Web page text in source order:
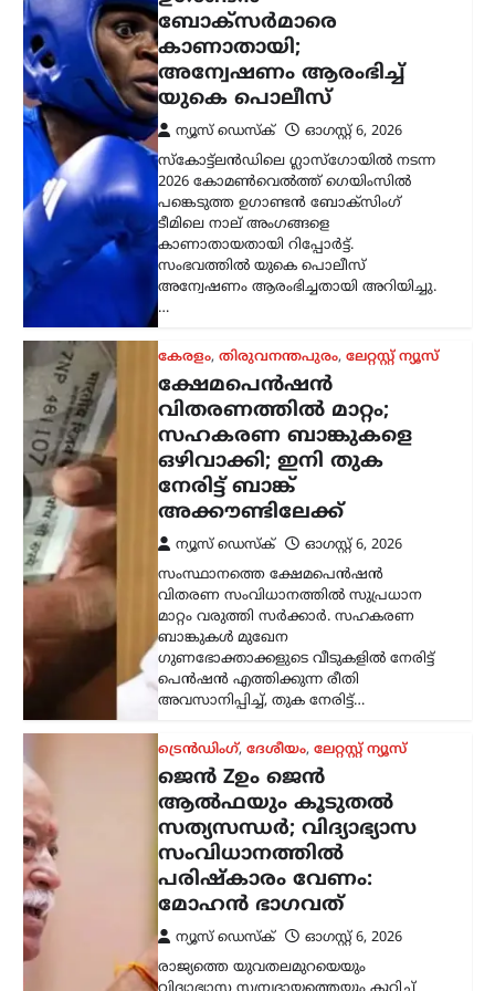
ബോക്സർമാരെ
കാണാതായി;
അന്വേഷണം ആരംഭിച്ച്
യുകെ പൊലീസ്
ന്യൂസ് ഡെസ്ക്
ഓഗസ്റ്റ്‌ 6, 2026
സ്കോട്ട്‌ലൻഡിലെ ഗ്ലാസ്‌ഗോയിൽ നടന്ന
2026 കോമൺവെൽത്ത് ഗെയിംസിൽ
പങ്കെടുത്ത ഉഗാണ്ടൻ ബോക്സിംഗ്
ടീമിലെ നാല് അംഗങ്ങളെ
കാണാതായതായി റിപ്പോർട്ട്.
സംഭവത്തിൽ യുകെ പൊലീസ്
അന്വേഷണം ആരംഭിച്ചതായി അറിയിച്ചു.
…
കേരളം, തിരുവനന്തപുരം, ലേറ്റസ്റ്റ് ന്യൂസ്
ക്ഷേമപെൻഷൻ
വിതരണത്തിൽ മാറ്റം;
സഹകരണ ബാങ്കുകളെ
ഒഴിവാക്കി; ഇനി തുക
നേരിട്ട് ബാങ്ക്
അക്കൗണ്ടിലേക്ക്
ന്യൂസ് ഡെസ്ക്
ഓഗസ്റ്റ്‌ 6, 2026
സംസ്ഥാനത്തെ ക്ഷേമപെൻഷൻ
വിതരണ സംവിധാനത്തിൽ സുപ്രധാന
മാറ്റം വരുത്തി സർക്കാർ. സഹകരണ
ബാങ്കുകൾ മുഖേന
ഗുണഭോക്താക്കളുടെ വീടുകളിൽ നേരിട്ട്
പെൻഷൻ എത്തിക്കുന്ന രീതി
അവസാനിപ്പിച്ച്, തുക നേരിട്ട്…
ട്രെൻഡിംഗ്, ദേശീയം, ലേറ്റസ്റ്റ് ന്യൂസ്
ജെൻ Zഉം ജെൻ
ആൽഫയും കൂടുതൽ
സത്യസന്ധർ; വിദ്യാഭ്യാസ
സംവിധാനത്തിൽ
പരിഷ്കാരം വേണം:
മോഹൻ ഭാഗവത്
ന്യൂസ് ഡെസ്ക്
ഓഗസ്റ്റ്‌ 6, 2026
രാജ്യത്തെ യുവതലമുറയെയും